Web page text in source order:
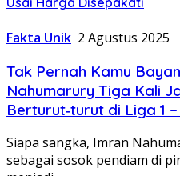
Fakta Unik 2 Agustus 2025
Tak Pernah Kamu
Nahumarury Tiga Kali
Berturut‑turut di Liga 1
Siapa sangka, Imran
sebagai sosok pendiam di